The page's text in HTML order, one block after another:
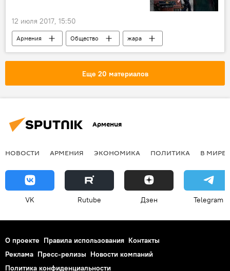
12 июля 2017, 15:50
Армения Общество
жара
Прогноз погоды
Еще 20 материалов
Армения
НОВОСТИ АРМЕНИЯ ЭКОНОМИКА ПОЛИТИКА В МИРЕ
VK Rutube Дзен Telegram
О проекте Правила использования Контакты
Реклама Пресс-релизы Новости компаний
Политика конфиденциальности